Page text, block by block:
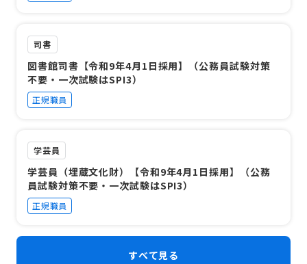
司書
図書館司書【令和9年4月1日採用】（公務員試験対策
不要・一次試験はSPI3）
正規職員
学芸員
学芸員（埋蔵文化財）【令和9年4月1日採用】（公務
員試験対策不要・一次試験はSPI3）
正規職員
すべて見る